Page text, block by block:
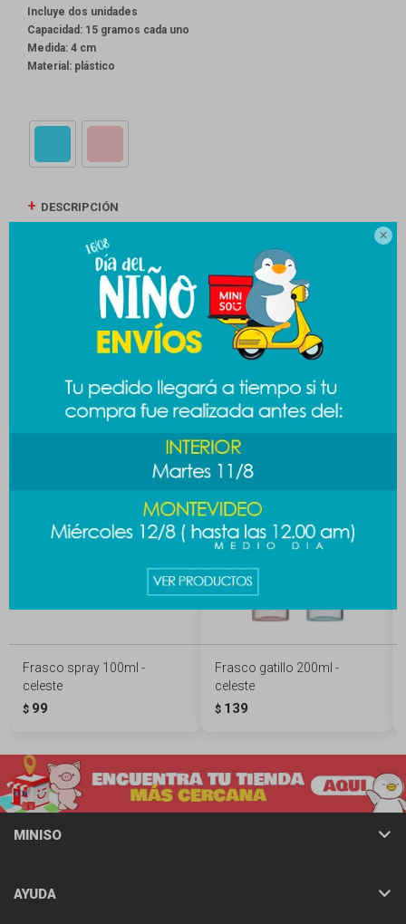

Incluye dos unidades
Capacidad: 15 gramos cada uno
Medida: 4 cm
Material: plástico
DESCRIPCIÓN
CAMBIOS Y DEVOLUCIONES
MEDIOS DE PAGO
Productos que te pueden interesar
Frasco spray 100ml -
celeste
$ 99
Frasco gatillo 200ml -
celeste
$ 139
MINISO
AYUDA